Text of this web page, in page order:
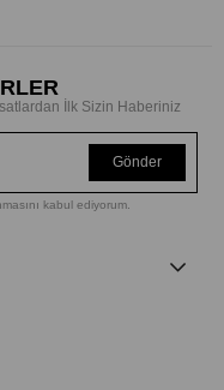
İlk Sizin Haberiniz
Gönder
kabul ediyorum.